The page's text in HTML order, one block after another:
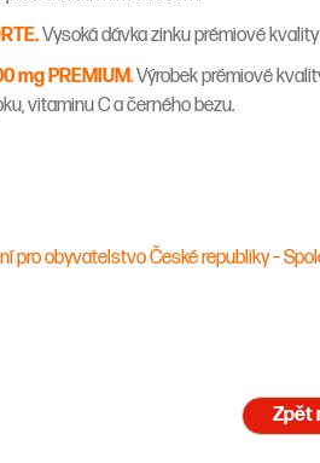
Vysoká dávka zinku prémiové
mg PREMIUM.Výrobek prémiové
vitaminu C a černého bezu.
pro obyvatelstvo České republiky –
Zpět